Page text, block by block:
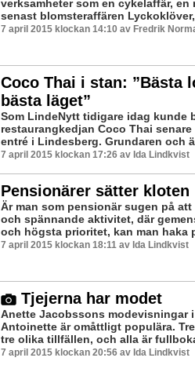
verksamheter som en cykelaffär, en
senast blomsteraffären
7 april 2015 klockan 14:10 av Fredrik
Coco Thai i stan: ”Bästa
bästa läget”
Som LindeNytt tidigare idag kunde
restaurangkedjan Coco Thai
entré i Lindesberg. Grundaren och
7 april 2015 klockan 17:26 av Ida Lindkvist
Pensionärer sätter
Är man som pensionär sugen på
och spännande aktivitet, där
och högsta prioritet, kan man haka
7 april 2015 klockan 18:11 av Ida Lindkvist
Tjejerna har modet
Anette Jacobssons modevisningar
Antoinette är omåttligt populära.
tre olika tillfällen, och alla är
7 april 2015 klockan 20:56 av Ida Lindkvist